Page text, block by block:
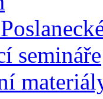
semináře